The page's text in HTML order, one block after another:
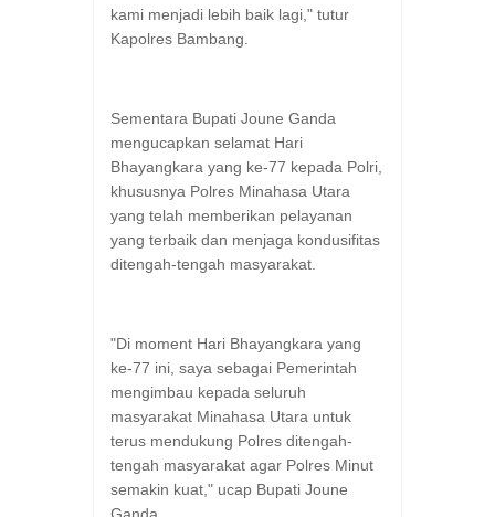
kami menjadi lebih baik lagi," tutur
Kapolres Bambang.
Sementara Bupati Joune Ganda
mengucapkan selamat Hari
Bhayangkara yang ke-77 kepada Polri,
khususnya Polres Minahasa Utara
yang telah memberikan pelayanan
yang terbaik dan menjaga kondusifitas
ditengah-tengah masyarakat.
"Di moment Hari Bhayangkara yang
ke-77 ini, saya sebagai Pemerintah
mengimbau kepada seluruh
masyarakat Minahasa Utara untuk
terus mendukung Polres ditengah-
tengah masyarakat agar Polres Minut
semakin kuat," ucap Bupati Joune